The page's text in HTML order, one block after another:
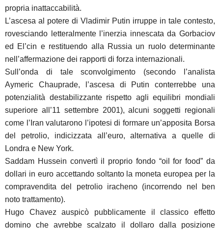
propria inattaccabilità.
L’ascesa al potere di Vladimir Putin irruppe in tale contesto,
rovesciando letteralmente l’inerzia innescata da Gorbaciov
ed El’cin e restituendo alla Russia un ruolo determinante
nell’affermazione dei rapporti di forza internazionali.
Sull’onda di tale sconvolgimento (secondo l’analista
Aymeric Chauprade, l’ascesa di Putin conterrebbe una
potenzialità destabilizzante rispetto agli equilibri mondiali
superiore all’11 settembre 2001), alcuni soggetti regionali
come l’Iran valutarono l’ipotesi di formare un’apposita Borsa
del petrolio, indicizzata all’euro, alternativa a quelle di
Londra e New York.
Saddam Hussein convertì il proprio fondo “oil for food” da
dollari in euro accettando soltanto la moneta europea per la
compravendita del petrolio iracheno (incorrendo nel ben
noto trattamento).
Hugo Chavez auspicò pubblicamente il classico effetto
domino che avrebbe scalzato il dollaro dalla posizione